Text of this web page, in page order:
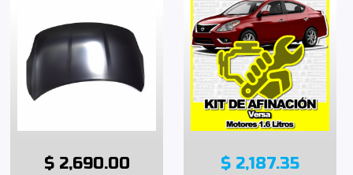
$ 2,690.00 $ 2,187.35